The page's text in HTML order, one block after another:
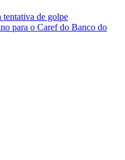
de golpe
para o Caref do Banco do